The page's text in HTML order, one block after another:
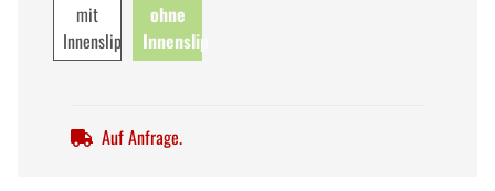
mit
Innenslip
ohne
Innenslip
Auf Anfrage.